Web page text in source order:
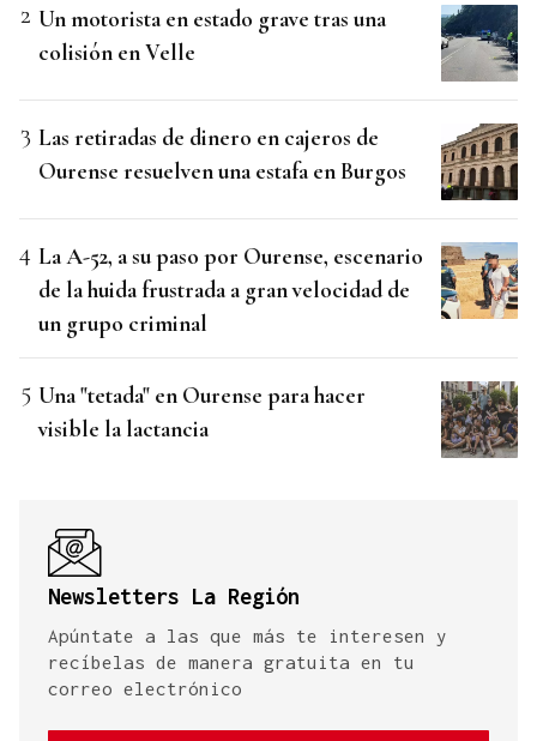
Un motorista en estado grave tras una
colisión en Velle
Las retiradas de dinero en cajeros de
Ourense resuelven una estafa en Burgos
La A-52, a su paso por Ourense, escenario
de la huida frustrada a gran velocidad de
un grupo criminal
Una "tetada" en Ourense para hacer
visible la lactancia
Newsletters La Región
Apúntate a las que más te interesen y
recíbelas de manera gratuita en tu
correo electrónico